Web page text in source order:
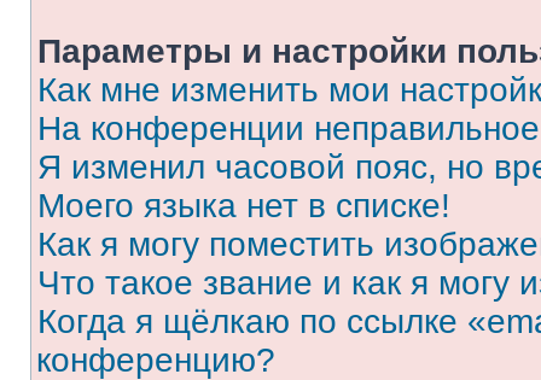
Параметры и настройки
Как мне изменить мои
На конференции
Я изменил часовой пояс, но
Моего языка нет в списке!
Как я могу поместить
Что такое звание и как я могу
Когда я щёлкаю по ссылке
конференцию?